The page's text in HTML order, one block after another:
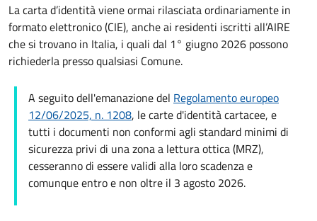
La carta d’identità viene ormai rilasciata ordinariamente in
formato elettronico (CIE), anche ai residenti iscritti all’AIRE
che si trovano in Italia, i quali dal 1° giugno 2026 possono
richiederla presso qualsiasi Comune.
A seguito dell'emanazione del Regolamento europeo
12/06/2025, n. 1208, le carte d'identità cartacee, e
tutti i documenti non conformi agli standard minimi di
sicurezza privi di una zona a lettura ottica (MRZ),
cesseranno di essere validi alla loro scadenza e
comunque entro e non oltre il 3 agosto 2026.